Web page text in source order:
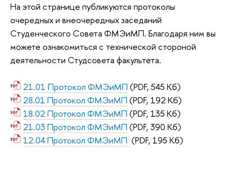
На этой странице публикуются протоколы
очередных и внеочередных заседаний
Студенческого Совета ФМЭиМП. Благодаря ним вы
можете ознакомиться с технической стороной
деятельности Студсовета факультета.
21.01 Протокол ФМЭиМП (PDF, 545 Кб)
28.01 Протокол ФМЭиМП (PDF, 192 Кб)
18.02 Протокол ФМЭиМП (PDF, 135 Кб)
21.03 Протокол ФМЭиМП (PDF, 390 Кб)
12.04 Протокол ФМЭиМП (PDF, 195 Кб)